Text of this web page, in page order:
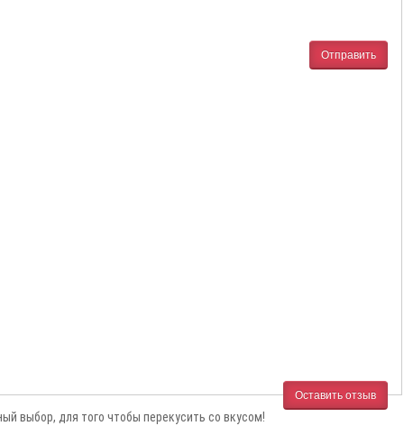
Отправить
Оставить отзыв
выбор, для того чтобы перекусить со вкусом!